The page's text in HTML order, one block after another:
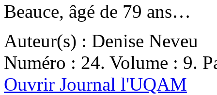
Beauce, âgé de 79 ans…
Auteur(s) : Denise Neveu
Numéro : 24. Volume : 9.
Ouvrir Journal l'UQAM